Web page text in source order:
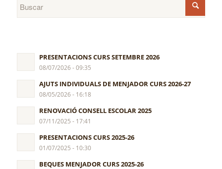
PRESENTACIONS CURS SETEMBRE 2026
08/07/2026 - 09:35
AJUTS INDIVIDUALS DE MENJADOR CURS 2026-27
08/05/2026 - 16:18
RENOVACIÓ CONSELL ESCOLAR 2025
07/11/2025 - 17:41
PRESENTACIONS CURS 2025-26
01/07/2025 - 10:30
BEQUES MENJADOR CURS 2025-26